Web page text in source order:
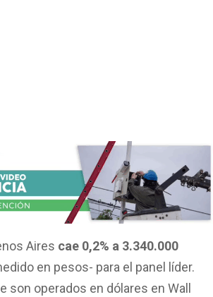
Aires cae 0,2% a 3.340.000
en pesos- para el panel líder.
operados en dólares en Wall